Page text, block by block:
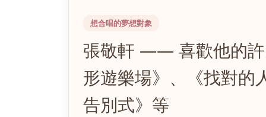
想合唱的夢想對象
張敬軒 —— 喜歡他的許
形遊樂場》、《找對的
告別式》等